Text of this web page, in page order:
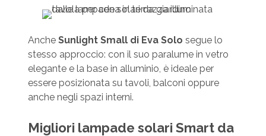
Anche Sunlight Small di Eva Solo segue lo
stesso approccio: con il suo paralume in vetro
elegante e la base in alluminio, è ideale per
essere posizionata su tavoli, balconi oppure
anche negli spazi interni.
Migliori lampade solari Smart da